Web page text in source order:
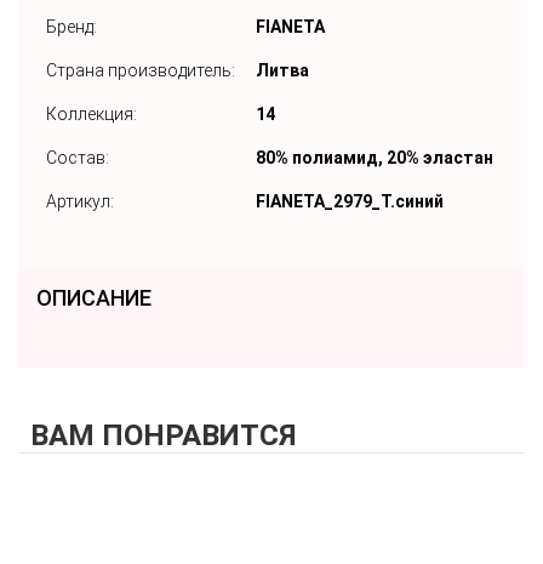
Бренд: FIANETA
Страна производитель: Литва
Коллекция: 14
Состав: 80% полиамид, 20% эластан
Артикул: FIANETA_2979_Т.синий
ОПИСАНИЕ
ВАМ ПОНРАВИТСЯ